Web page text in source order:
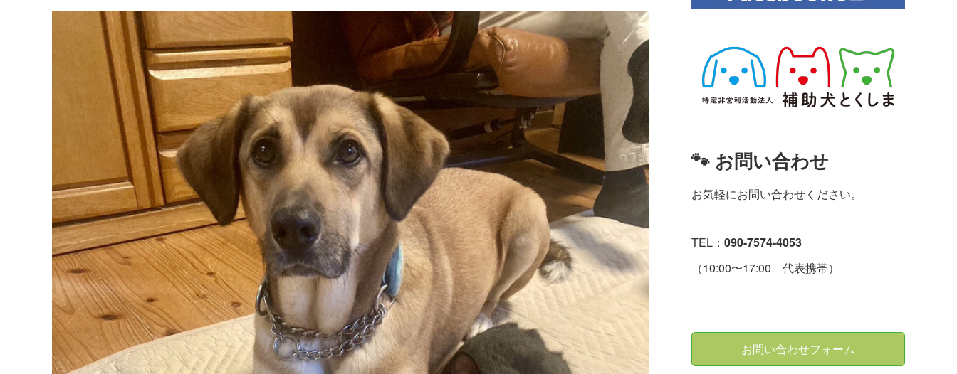
🐾 お問い合わせ
お気軽にお問い合わせください。
TEL： 090-7574-4053
（10:00〜17:00 代表携帯）
お問い合わせフォーム